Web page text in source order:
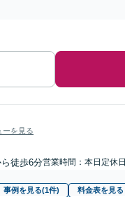
ーを見る
徒歩6分営業時間：本日定休日
事例を見る(1件) 料金表を見る